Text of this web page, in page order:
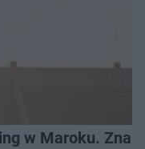
w Maroku.